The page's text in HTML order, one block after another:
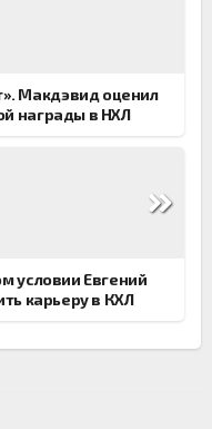
Макдэвид оценил
награды в НХЛ
условии Евгений
карьеру в КХЛ